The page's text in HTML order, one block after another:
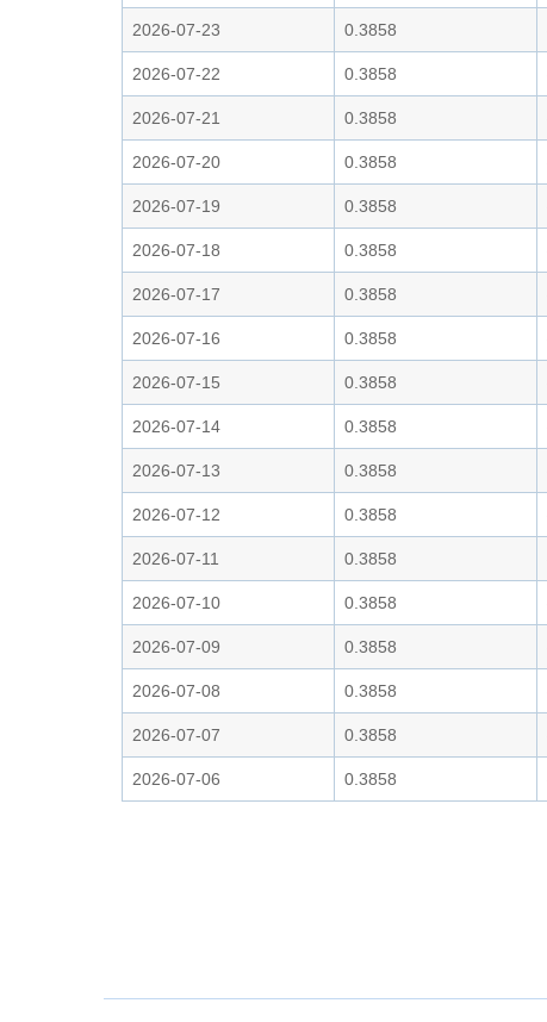
2026-07-23 0.3858
2026-07-22 0.3858
2026-07-21 0.3858
2026-07-20 0.3858
2026-07-19 0.3858
2026-07-18 0.3858
2026-07-17 0.3858
2026-07-16 0.3858
2026-07-15 0.3858
2026-07-14 0.3858
2026-07-13 0.3858
2026-07-12 0.3858
2026-07-11 0.3858
2026-07-10 0.3858
2026-07-09 0.3858
2026-07-08 0.3858
2026-07-07 0.3858
2026-07-06 0.3858